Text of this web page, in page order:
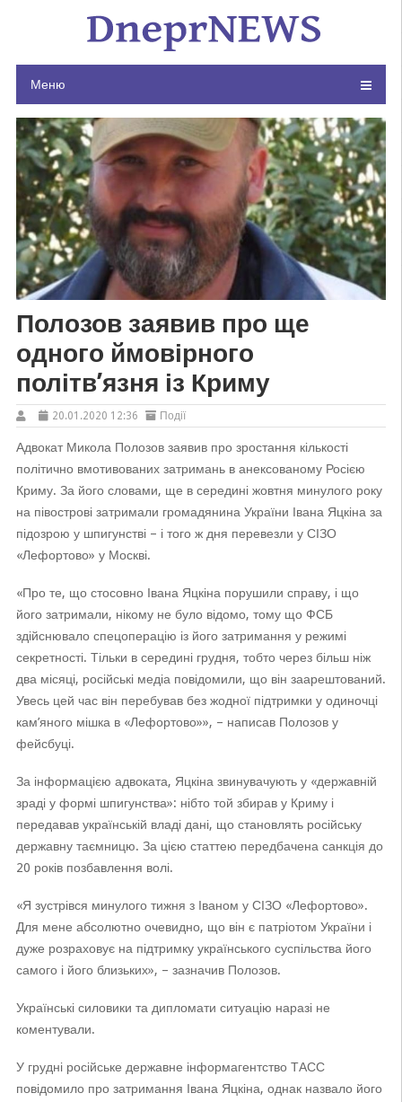
Меню
Полозов заявив про ще
одного ймовірного
політв’язня із Криму
20.01.2020 12:36 Події
Адвокат Микола Полозов заявив про зростання кількості
політично вмотивованих затримань в анексованому Росією
Криму. За його словами, ще в середині жовтня минулого року
на півострові затримали громадянина України Івана Яцкіна за
підозрою у шпигунстві – і того ж дня перевезли у СІЗО
«Лефортово» у Москві.
«Про те, що стосовно Івана Яцкіна порушили справу, і що
його затримали, нікому не було відомо, тому що ФСБ
здійснювало спецоперацію із його затримання у режимі
секретності. Тільки в середині грудня, тобто через більш ніж
два місяці, російські медіа повідомили, що він заарештований.
Увесь цей час він перебував без жодної підтримки у одиночці
кам’яного мішка в «Лефортово»», – написав Полозов у
фейсбуці.
За інформацією адвоката, Яцкіна звинувачують у «державній
зраді у формі шпигунства»: нібто той збирав у Криму і
передавав українській владі дані, що становлять російську
державну таємницю. За цією статтею передбачена санкція до
20 років позбавлення волі.
«Я зустрівся минулого тижня з Іваном у СІЗО «Лефортово».
Для мене абсолютно очевидно, що він є патріотом України і
дуже розраховує на підтримку українського суспільства його
самого і його близьких», – зазначив Полозов.
Українські силовики та дипломати ситуацію наразі не
коментували.
У грудні російське державне інформагентство ТАСС
повідомило про затримання Івана Яцкіна, однак назвало його